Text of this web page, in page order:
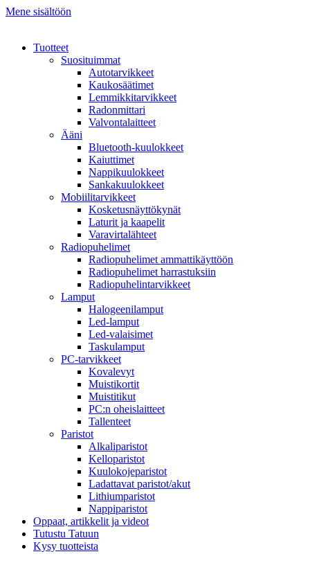
Mene sisältöön
Tuotteet
Suosituimmat
Autotarvikkeet
Kaukosäätimet
Lemmikkitarvikkeet
Radonmittari
Valvontalaitteet
Ääni
Bluetooth-kuulokkeet
Kaiuttimet
Nappikuulokkeet
Sankakuulokkeet
Mobiilitarvikkeet
Kosketusnäyttökynät
Laturit ja kaapelit
Varavirtalähteet
Radiopuhelimet
Radiopuhelimet ammattikäyttöön
Radiopuhelimet harrastuksiin
Radiopuhelintarvikkeet
Lamput
Halogeenilamput
Led-lamput
Led-valaisimet
Taskulamput
PC-tarvikkeet
Kovalevyt
Muistikortit
Muistitikut
PC:n oheislaitteet
Tallenteet
Paristot
Alkaliparistot
Kelloparistot
Kuulokojeparistot
Ladattavat paristot/akut
Lithiumparistot
Nappiparistot
Oppaat, artikkelit ja videot
Tutustu Tatuun
Kysy tuotteista